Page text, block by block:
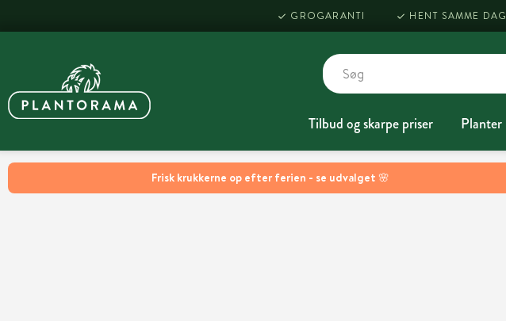
Frisk krukkerne op efter ferien - se udvalget 🌸
GROGARANTI HENT SAMME DAG
Tilbud og skarpe priser Planter